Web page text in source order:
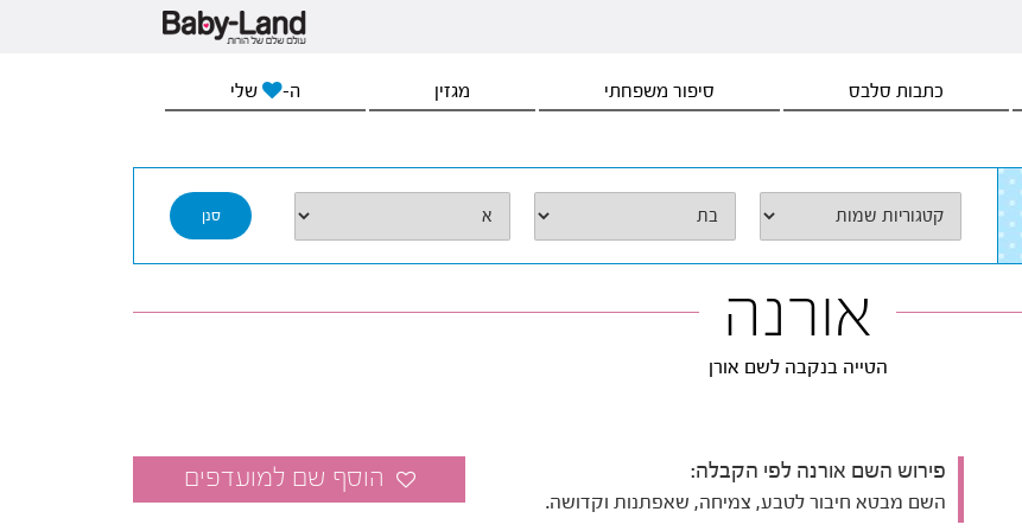
כתבות סלבס סיפור משפחתי מגזין ה- שלי
אורנה
הטייה בנקבה לשם אורן
פירוש השם אורנה לפי הקבלה:
השם מבטא חיבור לטבע, צמיחה, שאפתנות וקדושה.